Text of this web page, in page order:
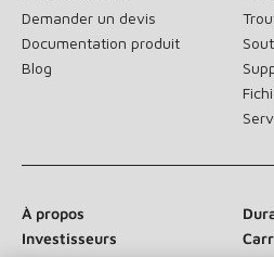
Demander un devis
Documentation produit
Blog
À propos
Investisseurs